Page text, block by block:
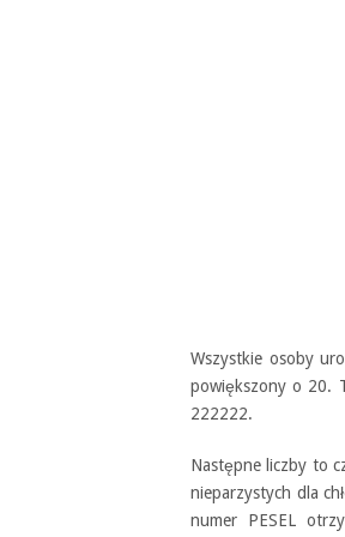
Wszystkie osoby
powiększony o 20.
222222.
Następne liczby to
nieparzystych dla
numer PESEL